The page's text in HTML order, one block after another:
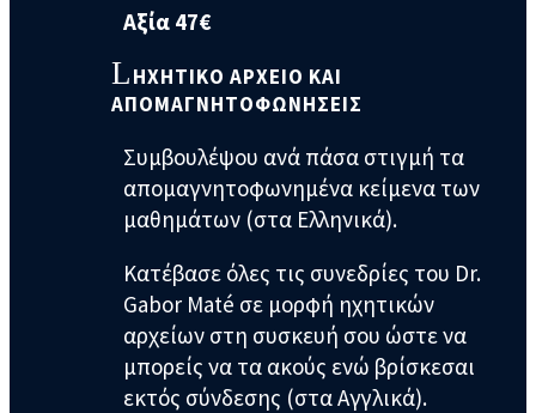
Αξία 47€
ΗΧΗΤΙΚΟ ΑΡΧΕΙΟ ΚΑΙ
ΑΠΟΜΑΓΝΗΤΟΦΩΝΗΣΕΙΣ
Συμβουλέψου ανά πάσα στιγμή τα
απομαγνητοφωνημένα κείμενα των
μαθημάτων (στα Ελληνικά).
Κατέβασε όλες τις συνεδρίες του Dr.
Gabor Maté σε μορφή ηχητικών
αρχείων στη συσκευή σου ώστε να
μπορείς να τα ακούς ενώ βρίσκεσαι
εκτός σύνδεσης (στα Αγγλικά).